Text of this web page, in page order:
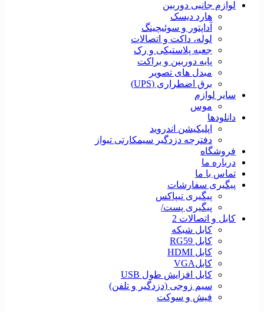
لوازم جانبی دوربین
هارد دیسک
آداپتور و سوئیچینگ
لوله، داکت و اتصالات
جعبه پلاستیکی و رک
پایه دوربین و براکت
مبدل های تصویر
برق اضطراری (UPS)
سایر لوازم
موس
دانلودها
اپلیکیشن اندروید
دفترچه دزدگیر سیمکارتی تیواز
فروشگاه
درباره ما
تماس با ما
پیگیری سفارشات
پیگیری تیپاکس
پیگیری پست/
کابل و اتصالات 2
کابل شبکه
کابل RG59
کابل HDMI
کابلVGA
کابل افزایش طول USB
سیم زوجی (دزدگیر و تلفن)
فیش و سوکت